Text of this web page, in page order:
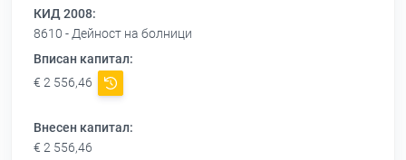
КИД 2008:
8610 - Дейност на болници
Вписан капитал:
€ 2 556,46
Внесен капитал:
€ 2 556,46